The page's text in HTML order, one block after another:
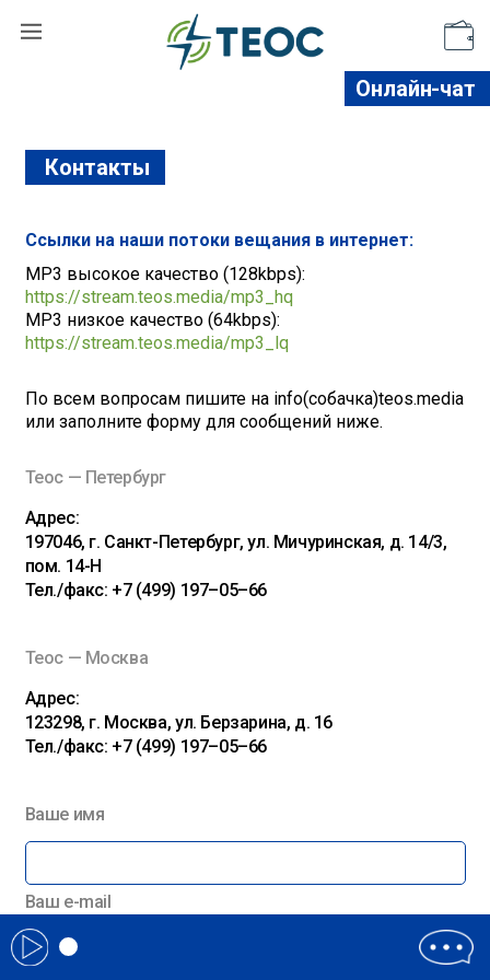
Онлайн-чат
Контакты
Ссылки на наши потоки вещания в интернет:
MP3 высокое качество (128kbps):
https://stream.teos.media/mp3_hq
MP3 низкое качество (64kbps):
https://stream.teos.media/mp3_lq
По всем вопросам пишите на info(собачка)teos.media
или заполните форму для сообщений ниже.
Теос — Петербург
Адрес:
197046, г. Санкт-Петербург, ул. Мичуринская, д. 14/3,
пом. 14-Н
Тел./факс: +7 (499) 197–05–66
Теос — Москва
Адрес:
123298, г. Москва, ул. Берзарина, д. 16
Тел./факс: +7 (499) 197–05–66
Ваше имя
Ваш e-mail